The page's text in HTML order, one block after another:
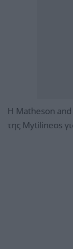
Η Matheson and
της Mytilineos